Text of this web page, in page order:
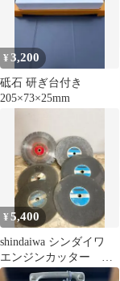
¥3,200
砥石 研ぎ台付き
205×73×25mm
¥5,400
shindaiwa シンダイワ
エンジンカッター 砥
石 355mm 等 6枚